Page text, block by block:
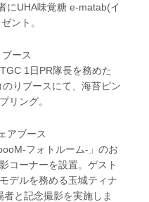
にUHA味覚糖 e-matab(イ
ント。
ース
1日PR隊長を務めた
りブースにて、海苔ピン
リング。
アブース
フォトルーム-」のお
コーナーを設置。ゲスト
デルを務める玉城ティナ
と記念撮影を実施しま